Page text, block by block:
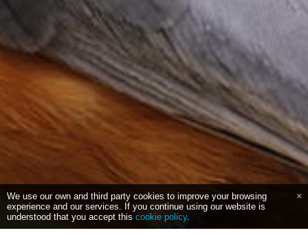
We use our own and third party cookies to improve your browsing
experience and our services. If you continue using our website is
understood that you accept this cookie policy.